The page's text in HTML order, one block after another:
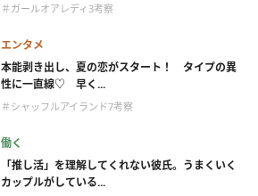
＃ガールオアレディ3考察
エンタメ
本能剥き出し、夏の恋がスタート！ タイプの異
性に一直線♡ 早く...
＃シャッフルアイランド7考察
働く
「推し活」を理解してくれない彼氏。うまくいく
カップルがしている...